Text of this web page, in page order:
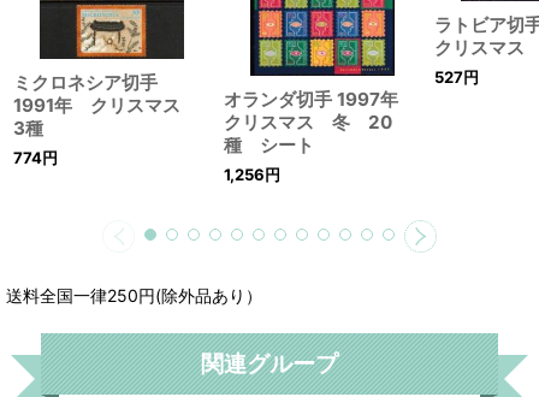
ミクロネシア切手
1991年 クリスマス
3種
774円
オランダ切手 1997年
クリスマス 冬 20
種 シート
1,256円
ラトビア
クリスマ
527円
送料全国一律250円(除外品あり）
関連グループ